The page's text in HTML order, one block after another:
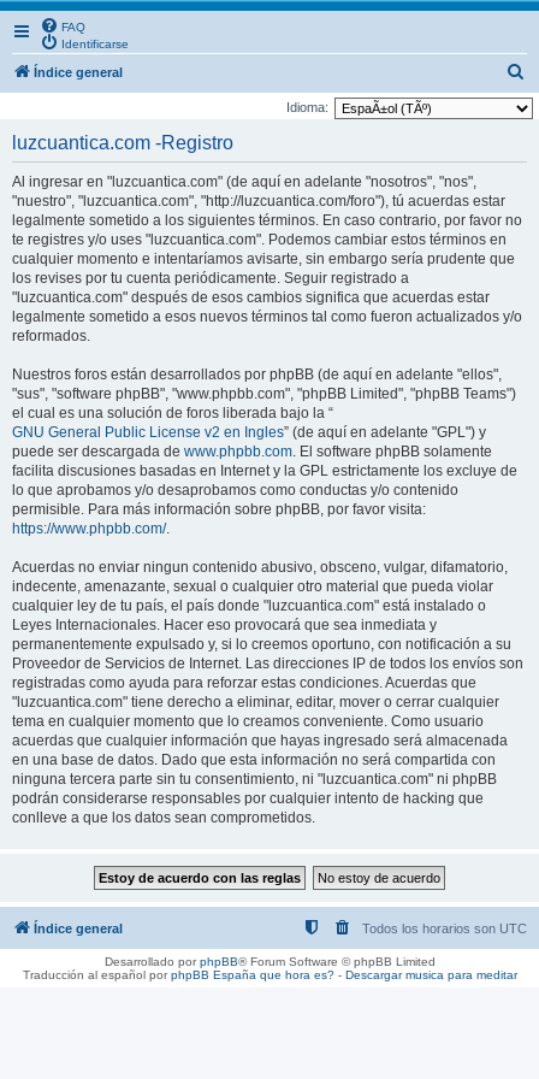
FAQ
Identificarse
Índice general
u
Idioma:
luzcuantica.com -Registro
Al ingresar en "luzcuantica.com" (de aquí en adelante "nosotros", "nos",
"nuestro", "luzcuantica.com", "http://luzcuantica.com/foro"), tú acuerdas estar
legalmente sometido a los siguientes términos. En caso contrario, por favor no
te registres y/o uses "luzcuantica.com". Podemos cambiar estos términos en
cualquier momento e intentaríamos avisarte, sin embargo sería prudente que
los revises por tu cuenta periódicamente. Seguir registrado a
"luzcuantica.com" después de esos cambios significa que acuerdas estar
legalmente sometido a esos nuevos términos tal como fueron actualizados y/o
reformados.
Nuestros foros están desarrollados por phpBB (de aquí en adelante "ellos",
"sus", "software phpBB", "www.phpbb.com", "phpBB Limited", "phpBB Teams")
el cual es una solución de foros liberada bajo la “
GNU General Public License v2 en Ingles” (de aquí en adelante "GPL") y
puede ser descargada de www.phpbb.com. El software phpBB solamente
facilita discusiones basadas en Internet y la GPL estrictamente los excluye de
lo que aprobamos y/o desaprobamos como conductas y/o contenido
permisible. Para más información sobre phpBB, por favor visita:
https://www.phpbb.com/.
Acuerdas no enviar ningun contenido abusivo, obsceno, vulgar, difamatorio,
indecente, amenazante, sexual o cualquier otro material que pueda violar
cualquier ley de tu país, el país donde "luzcuantica.com" está instalado o
Leyes Internacionales. Hacer eso provocará que sea inmediata y
permanentemente expulsado y, si lo creemos oportuno, con notificación a su
Proveedor de Servicios de Internet. Las direcciones IP de todos los envíos son
registradas como ayuda para reforzar estas condiciones. Acuerdas que
"luzcuantica.com" tiene derecho a eliminar, editar, mover o cerrar cualquier
tema en cualquier momento que lo creamos conveniente. Como usuario
acuerdas que cualquier información que hayas ingresado será almacenada
en una base de datos. Dado que esta información no será compartida con
ninguna tercera parte sin tu consentimiento, ni "luzcuantica.com" ni phpBB
podrán considerarse responsables por cualquier intento de hacking que
conlleve a que los datos sean comprometidos.
Índice general Todos los horarios son UTC
Desarrollado porphpBB® Forum Software © phpBB Limited
Traducción al español porphpBB España que hora es?- Descargar musica para meditar